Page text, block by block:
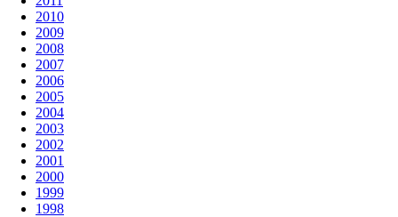
2010
2009
2008
2007
2006
2005
2004
2003
2002
2001
2000
1999
1998